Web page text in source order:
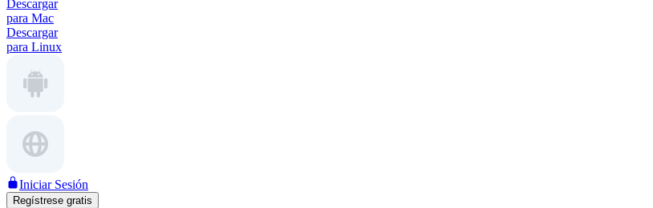
Descargar
para Mac
Descargar
para Linux
Iniciar Sesión
Regístrese gratis